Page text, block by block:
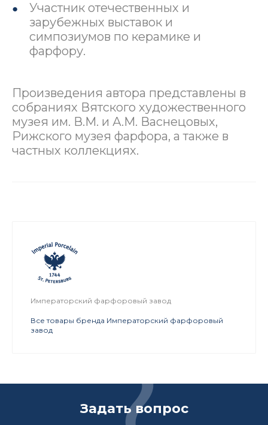
Участник отечественных и
зарубежных выставок и
симпозиумов по керамике и
фарфору.
Произведения автора представлены в
собраниях Вятского художественного
музея им. В.М. и А.М. Васнецовых,
Рижского музея фарфора, а также в
частных коллекциях.
Императорский фарфоровый завод
Все товары бренда Императорский фарфоровый
завод
Задать вопрос